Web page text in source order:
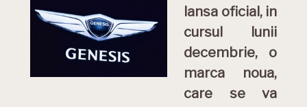
lansa oficial, in
cursul lunii
decembrie, o
marca noua,
care se va